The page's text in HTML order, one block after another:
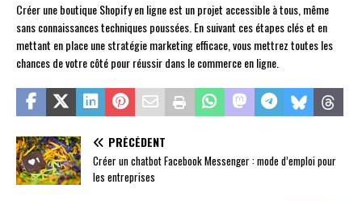
Créer une boutique Shopify en ligne est un projet accessible à tous, même
sans connaissances techniques poussées. En suivant ces étapes clés et en
mettant en place une stratégie marketing efficace, vous mettrez toutes les
chances de votre côté pour réussir dans le commerce en ligne.
PRÉCÉDENT
Créer un chatbot Facebook Messenger : mode d’emploi pour
les entreprises